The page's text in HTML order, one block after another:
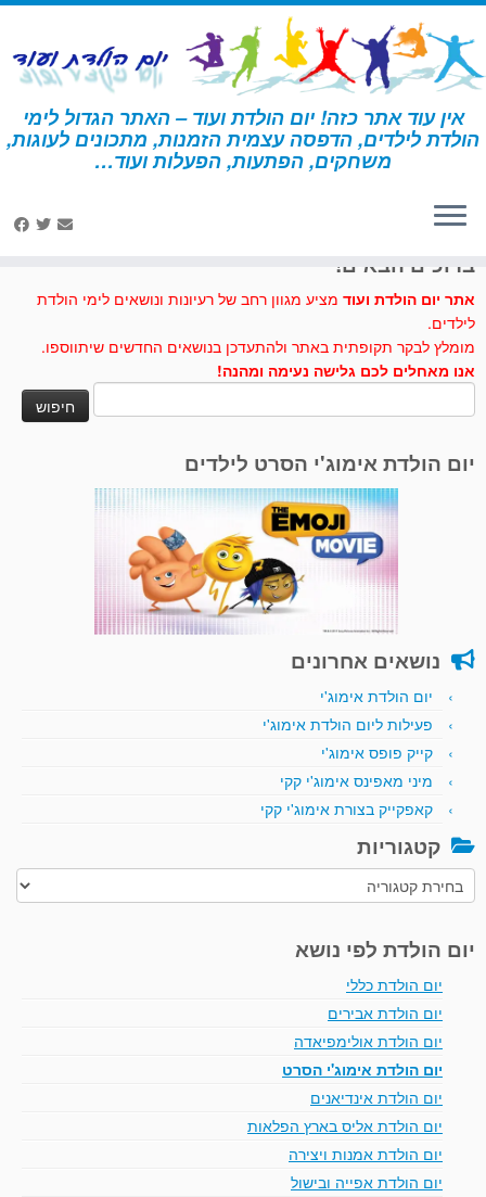
דלג
לתוכן
אין עוד אתר כזה! יום הולדת ועוד – האתר הגדול לימי
הולדת לילדים, הדפסה עצמית הזמנות, מתכונים לעוגות,
משחקים, הפתעות, הפעלות ועוד… דף הבית » יצירה » סידור פרחים בספל
ברוכים הבאים!
אתר יום הולדת ועוד מציע מגוון רחב של רעיונות ונושאים לימי הולדת
לילדים.
מומלץ לבקר תקופתית באתר ולהתעדכן בנושאים החדשים שיתווספו.
אנו מאחלים לכם גלישה נעימה ומהנה!
יום הולדת אימוג'י הסרט לילדים
נושאים אחרונים
יום הולדת אימוג'י
פעילות ליום הולדת אימוג'י
קייק פופס אימוג'י
מיני מאפינס אימוג'י קקי
קאפקייק בצורת אימוג'י קקי
קטגוריות
קטגוריות
יום הולדת לפי נושא
יום הולדת כללי
יום הולדת אבירים
יום הולדת אולימפיאדה
יום הולדת אימוג'י הסרט
יום הולדת אינדיאנים
יום הולדת אליס בארץ הפלאות
יום הולדת אמנות ויצירה
יום הולדת אפייה ובישול